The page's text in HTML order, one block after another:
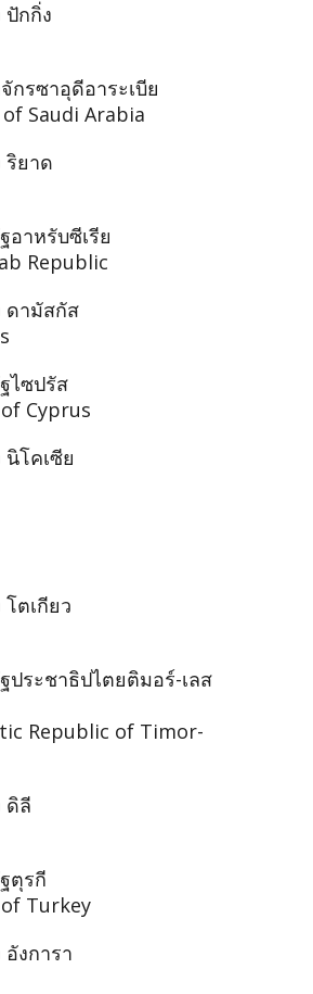
ปักกิ่ง
กรซาอุดีอาระเบีย
Saudi Arabia
ริยาด
อาหรับซีเรีย
Republic
ดามัสกัส
ไซปรัส
Cyprus
นิโคเซีย
โตเกียว
ประชาธิปไตยติมอร์-เลส
Republic of Timor-
ดิลี
ตุรกี
Turkey
อังการา